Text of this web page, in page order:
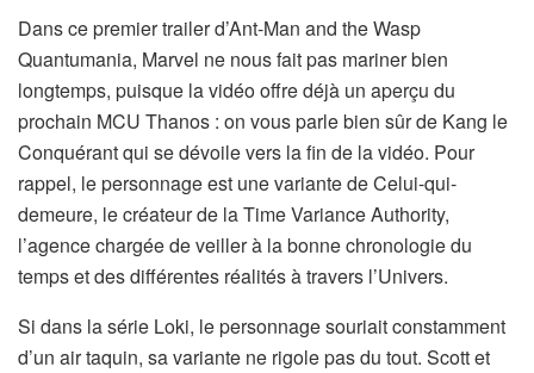
Dans ce premier trailer d’Ant-Man and the Wasp
Quantumania, Marvel ne nous fait pas mariner bien
longtemps, puisque la vidéo offre déjà un aperçu du
prochain MCU Thanos : on vous parle bien sûr de Kang le
Conquérant qui se dévoile vers la fin de la vidéo. Pour
rappel, le personnage est une variante de Celui-qui-
demeure, le créateur de la Time Variance Authority,
l’agence chargée de veiller à la bonne chronologie du
temps et des différentes réalités à travers l’Univers.
Si dans la série Loki, le personnage souriait constamment
d’un air taquin, sa variante ne rigole pas du tout. Scott et